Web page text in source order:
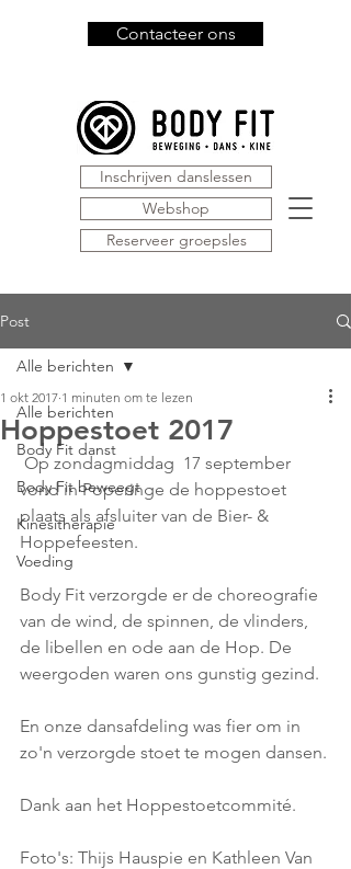
Inschrijven danslessen
Webshop
Reserveer groepsles
Contacteer ons
Post
Alle berichten
Body Fit danst
Body Fit beweegt
Kinesitherapie
Voeding
Alle berichten
Hoppestoet 2017
1 okt 2017 1 minuten om te lezen
vond in Poperinge de hoppestoet
plaats als afsluiter van de Bier- &
Hoppefeesten.
Body Fit verzorgde er de choreografie
van de wind, de spinnen, de vlinders,
de libellen en ode aan de Hop. De
weergoden waren ons gunstig gezind.
En onze dansafdeling was fier om in
zo'n verzorgde stoet te mogen dansen.
Dank aan het Hoppestoetcommité.
Foto's: Thijs Hauspie en Kathleen Van